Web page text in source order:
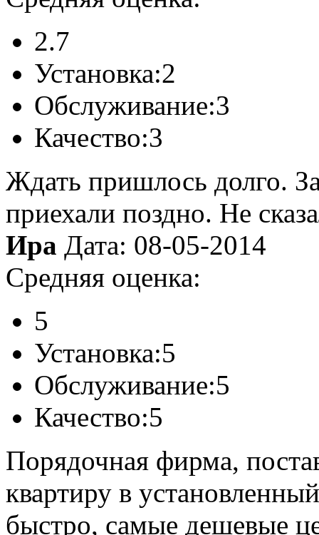
2.7
Установка:2
Обслуживание:3
Качество:3
Ждать пришлось долго.
приехали поздно. Не
Ира Дата: 08-05-2014
Средняя оценка:
5
Установка:5
Обслуживание:5
Качество:5
Порядочная фирма,
квартиру в
быстро, самые дешевые